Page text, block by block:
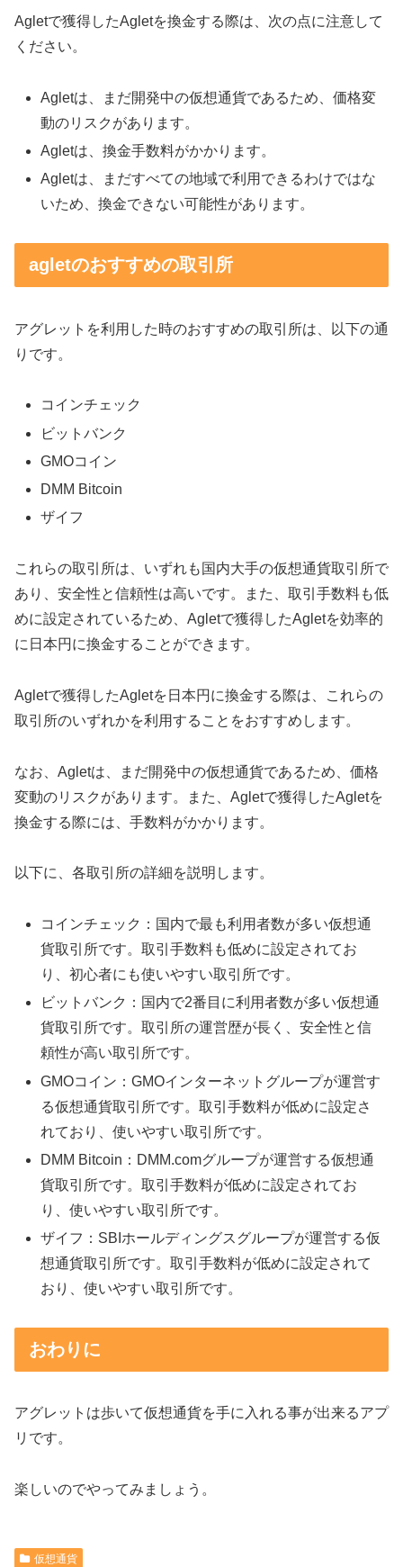
Agletで獲得したAgletを換金する際は、次の点に注意して
ください。
Agletは、まだ開発中の仮想通貨であるため、価格変
動のリスクがあります。
Agletは、換金手数料がかかります。
Agletは、まだすべての地域で利用できるわけではな
いため、換金できない可能性があります。
agletのおすすめの取引所
アグレットを利用した時のおすすめの取引所は、以下の通
りです。
コインチェック
ビットバンク
GMOコイン
DMM Bitcoin
ザイフ
これらの取引所は、いずれも国内大手の仮想通貨取引所で
あり、安全性と信頼性は高いです。また、取引手数料も低
めに設定されているため、Agletで獲得したAgletを効率的
に日本円に換金することができます。
Agletで獲得したAgletを日本円に換金する際は、これらの
取引所のいずれかを利用することをおすすめします。
なお、Agletは、まだ開発中の仮想通貨であるため、価格
変動のリスクがあります。また、Agletで獲得したAgletを
換金する際には、手数料がかかります。
以下に、各取引所の詳細を説明します。
コインチェック：国内で最も利用者数が多い仮想通
貨取引所です。取引手数料も低めに設定されてお
り、初心者にも使いやすい取引所です。
ビットバンク：国内で2番目に利用者数が多い仮想通
貨取引所です。取引所の運営歴が長く、安全性と信
頼性が高い取引所です。
GMOコイン：GMOインターネットグループが運営す
る仮想通貨取引所です。取引手数料が低めに設定さ
れており、使いやすい取引所です。
DMM Bitcoin：DMM.comグループが運営する仮想通
貨取引所です。取引手数料が低めに設定されてお
り、使いやすい取引所です。
ザイフ：SBIホールディングスグループが運営する仮
想通貨取引所です。取引手数料が低めに設定されて
おり、使いやすい取引所です。
おわりに
アグレットは歩いて仮想通貨を手に入れる事が出来るアプ
リです。
楽しいのでやってみましょう。
仮想通貨